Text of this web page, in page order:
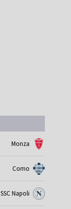
Monza
Como
SSC Napoli